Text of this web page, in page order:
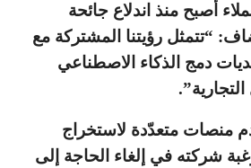
أصبح منذ اندلاع جائحة
“تتمثل رؤيتنا المشتركة مع
دمج الذكاء الاصطناعي
منصات متعدّدة لاستخراج
شركته في إلغاء الحاجة إلى